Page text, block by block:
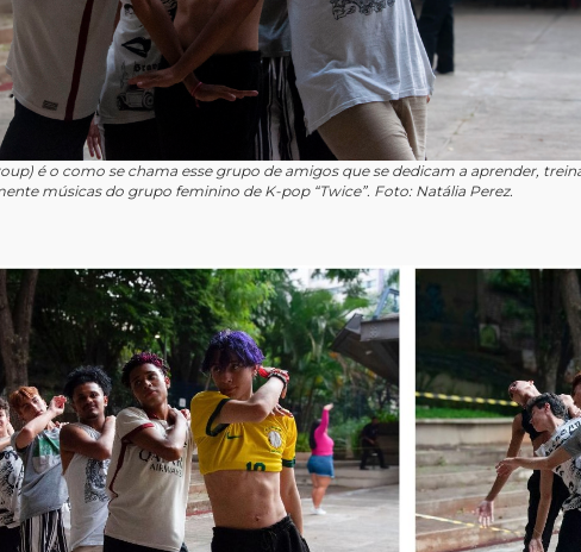
é o como se chama esse grupo de amigos que se dedicam a aprender,
músicas do grupo feminino de K-pop “Twice”. Foto: Natália Perez.